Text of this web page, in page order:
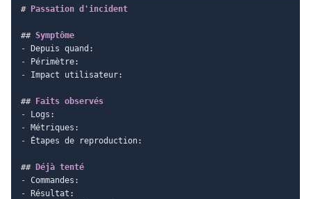
# Passation d'incident
## Symptôme
-
-
- Impact utilisateur:
## Faits observés
-
-
- Étapes de reproduction:
## Déjà tenté
-
-